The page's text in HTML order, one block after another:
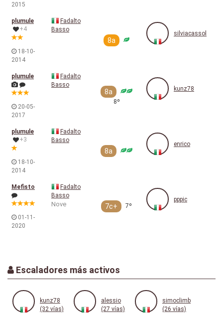
2015
plumule
+4
18-10-
2014
Fadalto
Basso
8a
silviacassol
plumule
20-05-
2017
Fadalto
Basso
8a
8º
kunz78
plumule
+3
18-10-
2014
Fadalto
Basso
8a
enrico
Mefisto
01-11-
2020
Fadalto
Basso
Nove 7c+ 7º
pppic
Escaladores más activos
kunz78
(32 vías)
alessio
(27 vías)
simoclimb
(26 vías)